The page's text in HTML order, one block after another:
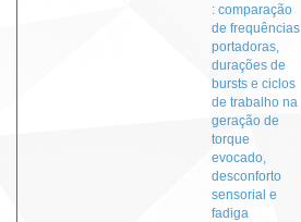
: comparação
de frequências
portadoras,
durações de
bursts e ciclos
de trabalho na
geração de
torque
evocado,
desconforto
sensorial e
fadiga